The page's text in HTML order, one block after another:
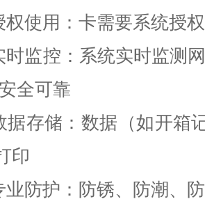
权使用：卡需要系统授
时监控：系统实时监测
安全可靠
据存储：数据（如开箱
印
业防护：防锈、防潮、